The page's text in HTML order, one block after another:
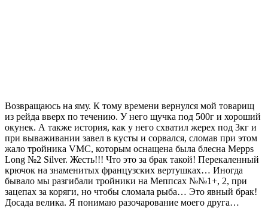
Возвращаюсь на яму. К тому времени вернулся мой товарищ
из рейда вверх по течению. У него щучка под 500г и хороший
окунек. А также история, как у него схватил жерех под 3кг и
при вываживании завел в кусты и сорвался, сломав при этом
жало тройника VMC, которым оснащена была блесна Mepps
Long №2 Silver. Жесть!!! Что это за брак такой! Перекаленный
крючок на знаменитых французских вертушках… Иногда
бывало мы разгибали тройники на Меппсах №№1+, 2, при
зацепах за коряги, но чтобы сломала рыба… Это явный брак!
Досада велика. Я понимаю разочарование моего друга…